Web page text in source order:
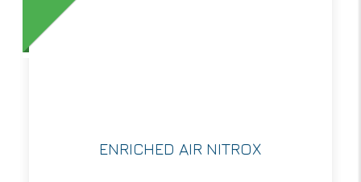
ENRICHED AIR NITROX